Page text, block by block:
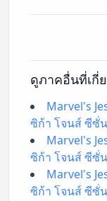
ดูภาคอื่นที่เกี่
Marvel's
ซิก้า โจนส์ ซีซั่
Marvel's
ซิก้า โจนส์ ซีซั่
Marvel's
ซิก้า โจนส์ ซีซั่